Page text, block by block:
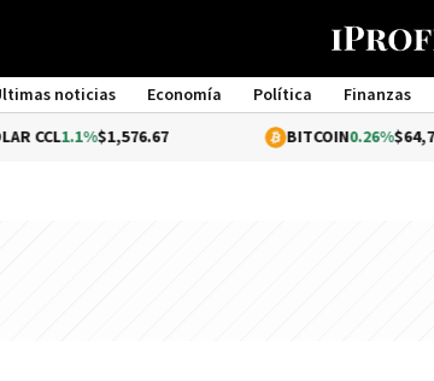
noticias Economía Política Finanzas
$1,576.67 0.26%$64,711.72